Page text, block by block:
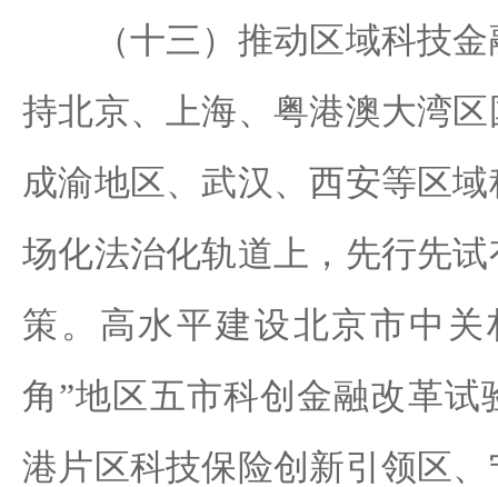
（十三）推动区域科技金
持北京、上海、粤港澳大湾
成渝地区、武汉、西安等区
场化法治化轨道上，先行先
策。高水平建设北京市中
角”地区五市科创金融改革试
港片区科技保险创新引领区